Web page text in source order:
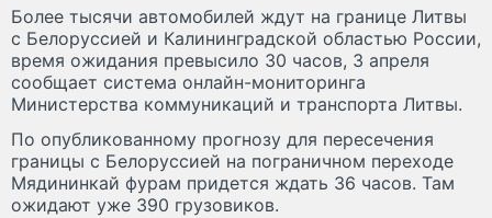
Более тысячи автомобилей ждут на границе Литвы
с Белоруссией и Калининградской областью России,
время ожидания превысило 30 часов, 3 апреля
сообщает система онлайн-мониторинга
Министерства коммуникаций и транспорта Литвы.
По опубликованному прогнозу для пересечения
границы с Белоруссией на пограничном переходе
Мядининкай фурам придется ждать 36 часов. Там
ожидают уже 390 грузовиков.